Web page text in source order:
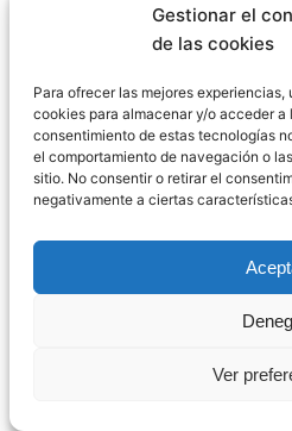
Gestionar el
de las cookies
Para ofrecer las mejores
cookies para almacenar y/o acceder
consentimiento de estas tecnologías
el comportamiento de navegación o
sitio. No consentir o retirar el
negativamente a ciertas
Ver
Urbanística:
«Operación
La «Operación Malaya»
corrupción urbanística en
constituye un ejemplo
prevaricación urbanística
En este caso, diversos
autoridades municipales
etc.) concedieron licencias